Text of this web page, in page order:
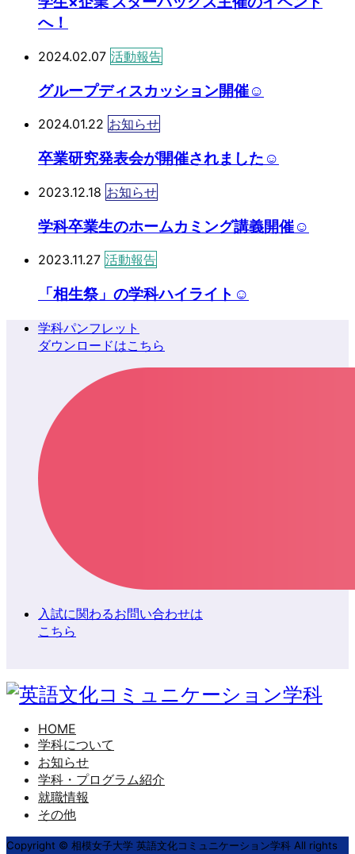
へ！
2024.02.07 活動報告
グループディスカッション開催☺
2024.01.22 お知らせ
卒業研究発表会が開催されました☺
2023.12.18 お知らせ
学科卒業生のホームカミング講義開催☺
2023.11.27 活動報告
「相生祭」の学科ハイライト☺
学科パンフレット
ダウンロードはこちら
入試に関わるお問い合わせは
こちら
HOME
学科について
お知らせ
学科・プログラム紹介
就職情報
その他
Copyright © 相模女子大学 英語文化コミュニケーション学科 All rights